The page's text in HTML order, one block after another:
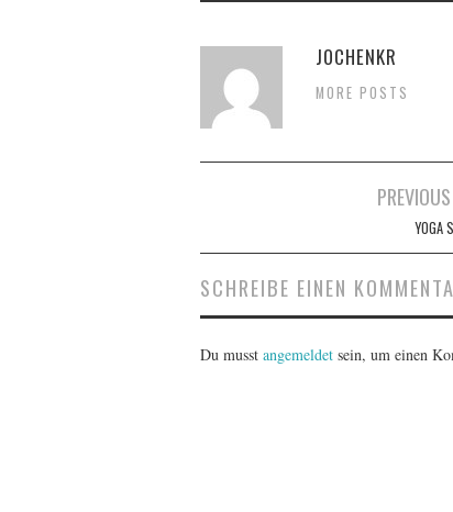
JOCHENKR
MORE POSTS
YOGA
SCHREIBE EINEN
Du musst angemeldet sein, um einen